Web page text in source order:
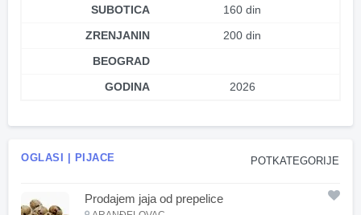
SUBOTICA
160 din
ZRENJANIN
200 din
BEOGRAD
GODINA
2026
POTKATEGORIJE
OGLASI | PIJACE
Prodajem jaja od prepelice